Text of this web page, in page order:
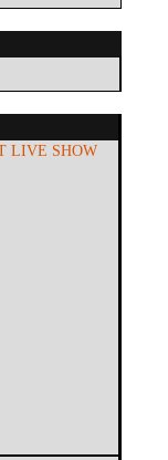
LIVE SHOW